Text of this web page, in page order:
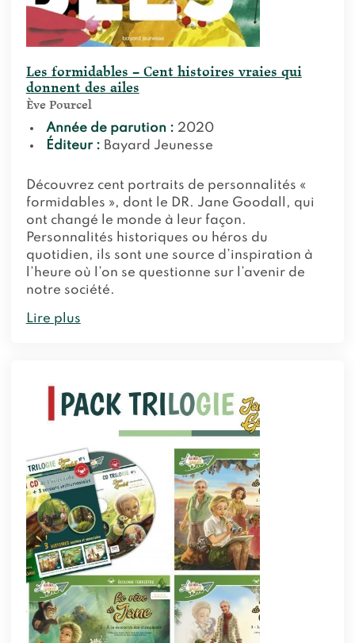
Les formidables – Cent histoires vraies qui
donnent des ailes
Ève Pourcel
Année de parution : 2020
Éditeur : Bayard Jeunesse
Découvrez cent portraits de personnalités «
formidables », dont le DR. Jane Goodall, qui
ont changé le monde à leur façon.
Personnalités historiques ou héros du
quotidien, ils sont une source d’inspiration à
l’heure où l’on se questionne sur l’avenir de
notre société.
Lire plus